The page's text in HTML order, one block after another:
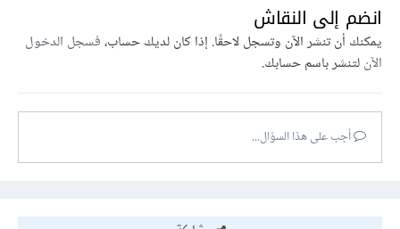
انضم إلى النقاش
يمكنك أن تنشر الآن وتسجل لاحقًا. إذا كان لديك حساب،فسجل الدخول
الآنلتنشر باسم حسابك.
أجب على هذا السؤال...